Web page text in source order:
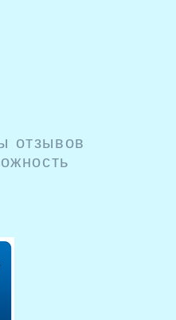
отзывов